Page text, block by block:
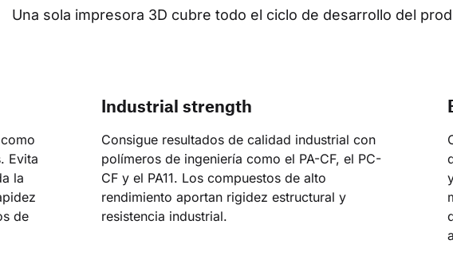
Una sola impresora 3D cubre todo el ciclo de desarrollo del
Evita
la
de
Industrial strength
Consigue resultados de calidad industrial con
polímeros de ingeniería como el PA-CF, el PC-
CF y el PA11. Los compuestos de alto
rendimiento aportan rigidez estructural y
resistencia industrial.